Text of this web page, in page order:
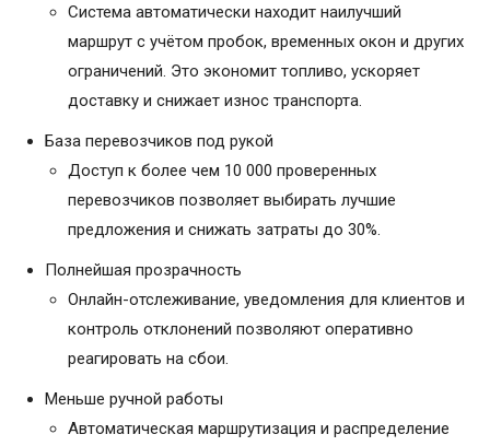
Система автоматически находит наилучший
маршрут с учётом пробок, временных окон и других
ограничений. Это экономит топливо, ускоряет
доставку и снижает износ транспорта.
База перевозчиков под рукой
Доступ к более чем 10 000 проверенных
перевозчиков позволяет выбирать лучшие
предложения и снижать затраты до 30%.
Полнейшая прозрачность
Онлайн-отслеживание, уведомления для клиентов и
контроль отклонений позволяют оперативно
реагировать на сбои.
Меньше ручной работы
Автоматическая маршрутизация и распределение